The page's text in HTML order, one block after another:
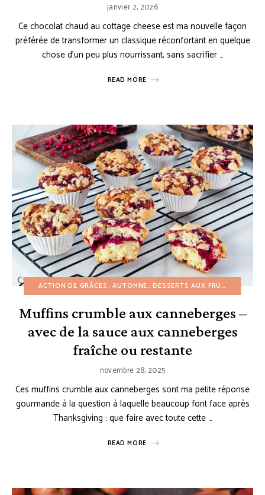
janvier 2, 2026
Ce chocolat chaud au cottage cheese est ma nouvelle façon
préférée de transformer un classique réconfortant en quelque
chose d’un peu plus nourrissant, sans sacrifier …
READ MORE
ACTION DE GRÂCES AUTOMNE DESSERTS AUX FRUITS
Muffins crumble aux canneberges –
avec de la sauce aux canneberges
fraîche ou restante
novembre 28, 2025
Ces muffins crumble aux canneberges sont ma petite réponse
gourmande à la question à laquelle beaucoup font face après
Thanksgiving : que faire avec toute cette …
READ MORE